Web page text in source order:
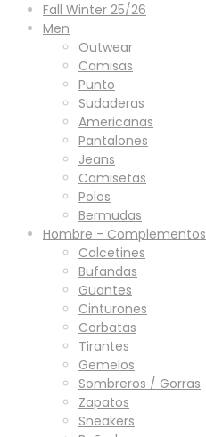
Fall Winter 25/26
Men
Outwear
Camisas
Punto
Sudaderas
Americanas
Pantalones
Jeans
Camisetas
Polos
Bermudas
Hombre - Complementos
Calcetines
Bufandas
Guantes
Cinturones
Corbatas
Tirantes
Gemelos
Sombreros / Gorras
Zapatos
Sneakers